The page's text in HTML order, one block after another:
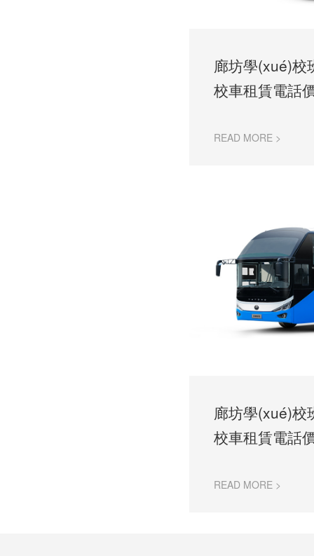
廊坊學(xué)校
校車租賃電話
READ MORE >
廊坊學(xué)校
校車租賃電話
READ MORE >